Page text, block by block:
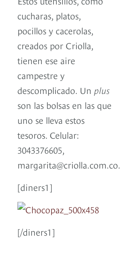
cucharas, platos,
pocillos y cacerolas,
creados por Criolla,
tienen ese aire
campestre y
descomplicado. Un plus
son las bolsas en las que
uno se lleva estos
tesoros. Celular:
3043376605,
margarita@criolla.com.co.
[diners1]
[/diners1]